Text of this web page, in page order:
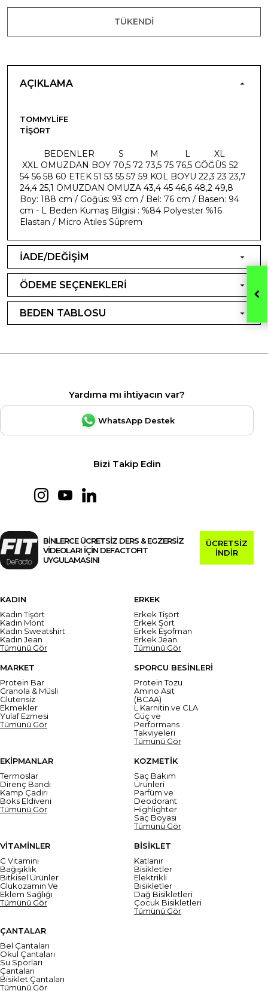
TÜKENDI
AÇIKLAMA
TOMMYLIFE
TIŞÖRT
​ BEDENLER S M L XL
XXL OMUZDAN BOY 70,5 72 73,5 75 76,5 GÖĞÜS 52
54 56 58 60 ETEK 51 53 55 57 59 KOL BOYU 22,3 23 23,7
24,4 25,1 OMUZDAN OMUZA 43,4 45 46,6 48,2 49,8
Boy: 188 cm / Göğüs: 93 cm / Bel: 76 cm / Basen: 94
cm - L Beden Kumaş Bilgisi : %84 Polyester %16
Elastan / Micro Atıles Süprem
İADE/DEĞİŞİM
ÖDEME SEÇENEKLERİ
BEDEN TABLOSU
Yardıma mı ihtiyacın var?
WhatsApp Destek
Bizi Takip Edin
BİNLERCE ÜCRETSİZ DERS & EGZERSİZ
VİDEOLARI İÇİN DEFACTOFIT
UYGULAMASINI
ÜCRETSİZ
İNDİR
KADIN
Kadın Tişört
Kadın Mont
Kadın Sweatshirt
Kadın Jean
Tümünü Gör
ERKEK
Erkek Tişört
Erkek Şort
Erkek Eşofman
Erkek Jean
Tümünü Gör
MARKET
Protein Bar
Granola & Müsli
Glutensiz
Ekmekler
Yulaf Ezmesi
Tümünü Gör
SPORCU BESİNLERİ
Protein Tozu
Amino Asit
(BCAA)
L Karnitin ve CLA
Güç ve
Performans
Takviyeleri
Tümünü Gör
EKİPMANLAR
Termoslar
Direnç Bandı
Kamp Çadırı
Boks Eldiveni
Tümünü Gör
KOZMETİK
Saç Bakım
Ürünleri
Parfüm ve
Deodorant
Highlighter
Saç Boyası
Tümünü Gör
VİTAMİNLER
C Vitamini
Bağışıklık
Bitkisel Ürünler
Glukozamin Ve
Eklem Sağlığı
Tümünü Gör
BİSİKLET
Katlanır
Bisikletler
Elektrikli
Bisikletler
Dağ Bisikletleri
Çocuk Bisikletleri
Tümünü Gör
ÇANTALAR
Bel Çantaları
Okul Çantaları
Su Sporları
Çantaları
Bisiklet Çantaları
Tümünü Gör